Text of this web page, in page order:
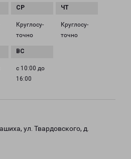
Круглосу­
точно
Круглосу­
точно
с 10:00 до
16:00
ул. Твардовского, д.